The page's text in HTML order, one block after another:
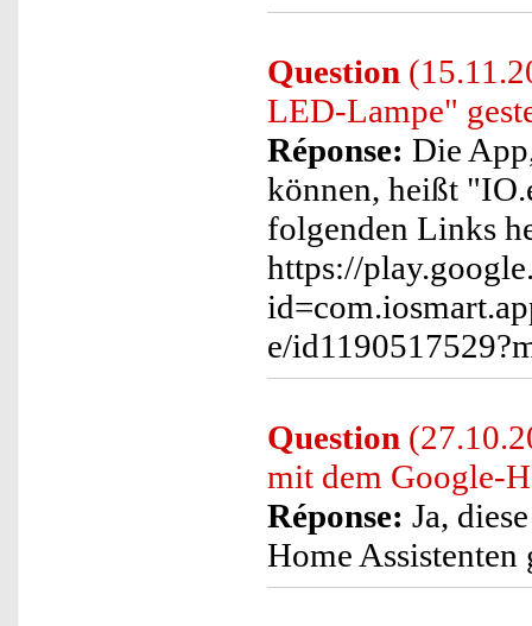
Question
LED-Lampe"
Réponse: Die
können, heißt
folgenden Links
https://
e/
Question
mit dem Google-
Réponse: Ja,
Home Assistenten